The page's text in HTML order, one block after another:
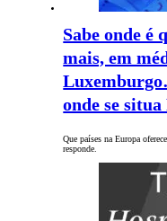
Sabe onde é
mais, em
onde se
Que países na Europa
responde.